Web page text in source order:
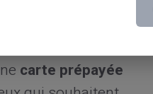
carte prépayée